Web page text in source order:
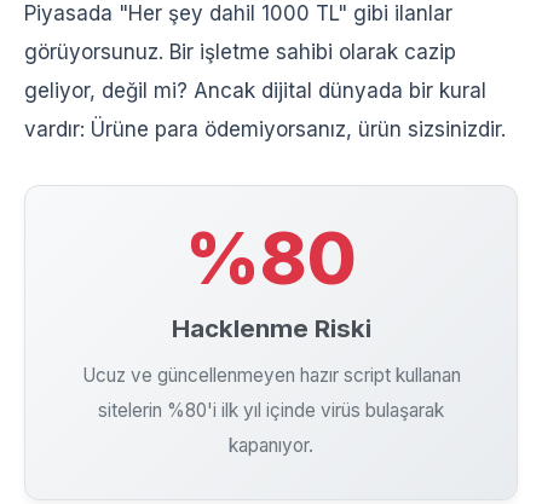
Piyasada "Her şey dahil 1000 TL" gibi ilanlar
görüyorsunuz. Bir işletme sahibi olarak cazip
geliyor, değil mi? Ancak dijital dünyada bir kural
vardır: Ürüne para ödemiyorsanız, ürün sizsinizdir.
%80
Hacklenme Riski
Ucuz ve güncellenmeyen hazır script kullanan
sitelerin %80'i ilk yıl içinde virüs bulaşarak
kapanıyor.